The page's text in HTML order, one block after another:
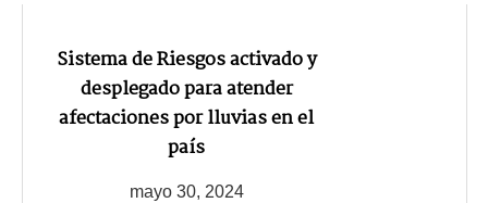
Sistema de Riesgos activado y
desplegado para atender
afectaciones por lluvias en el
país
mayo 30, 2024